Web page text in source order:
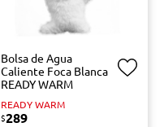
Bolsa de Agua
Caliente Foca Blanca
READY WARM
READY WARM
$289